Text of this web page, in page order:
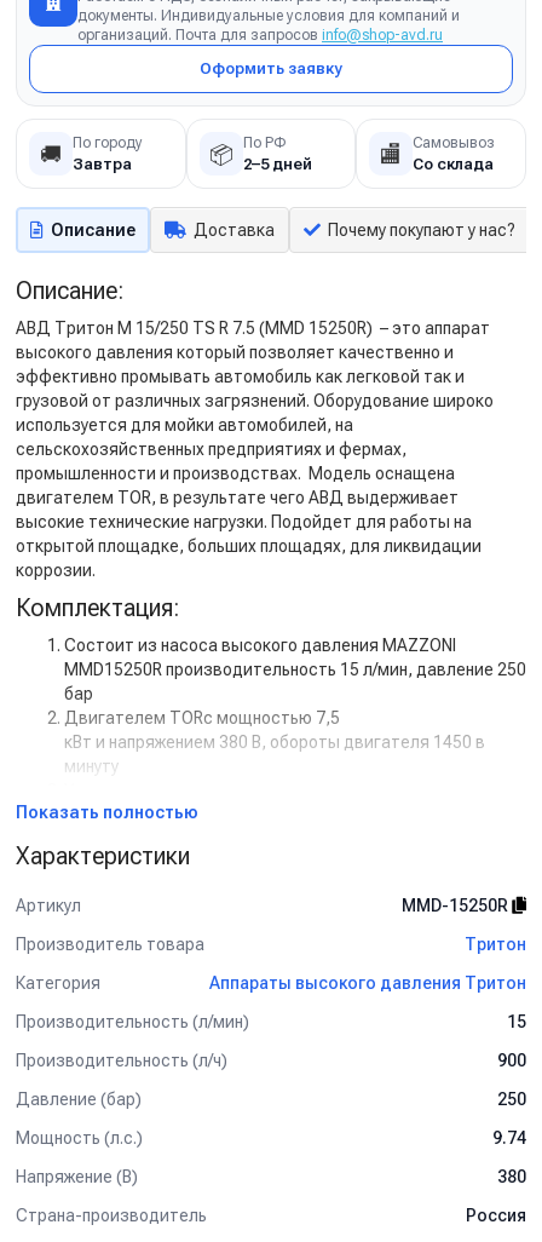
документы. Индивидуальные условия для компаний и
организаций. Почта для запросов info@shop-avd.ru
Оформить заявку
🚚 По городу
Завтра 📦 По РФ
2–5 дней 🏬 Самовывоз
Со склада
Описание Доставка Почему покупают у нас?
Описание:
АВД Тритон M 15/250 TS R 7.5 (MMD 15250R) – это аппарат
высокого давления который позволяет качественно и
эффективно промывать автомобиль как легковой так и
грузовой от различных загрязнений. Оборудование широко
используется для мойки автомобилей, на
сельскохозяйственных предприятиях и фермах,
промышленности и производствах. Модель оснащена
двигателем TOR, в результате чего АВД выдерживает
высокие технические нагрузки. Подойдет для работы на
открытой площадке, больших площадях, для ликвидации
коррозии.
Комплектация:
Состоит из насоса высокого давления MAZZONI
MMD15250R производительность 15 л/мин, давление 250
бар
Двигателем TORс мощностью 7,5
кВт и напряжением 380 В, обороты двигателя 1450 в
минуту
Пускателем на 7,5 кВт
Дополнительная комплектация:
Манометр
Задержка выключения двигателя с таймером (от 5 сек
Кнопкой на 12В для установки на стену.
Рама на колесах
Барабан для шланга от 10 м до 50 м
Шланг высокого давления от 1 м до 50 м
Турбофреза
Спектр применения:
Используется на профессиональных автомойках, как
Показать полностью
Характеристики
Артикул
MMD-15250R
Производитель товара
Тритон
Категория
Аппараты высокого давления Тритон
Производительность (л/мин)
15
Производительность (л/ч)
900
Давление (бар)
250
Мощность (л.с.)
9.74
Напряжение (В)
380
Страна-производитель
Россия